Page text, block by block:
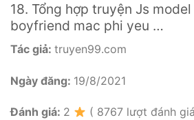
18. Tổng hợp truyện Js
boyfriend mac phi yeu …
Tác giả: truyen99.com
Ngày đăng: 19/8/2021
Đánh giá: 2 ( 8767 lượt đánh